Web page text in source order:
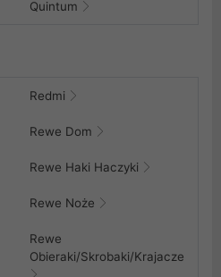
Quintum
Redmi
Rewe Dom
Rewe Haki Haczyki
Rewe Noże
Rewe
Obieraki/Skrobaki/Krajacze